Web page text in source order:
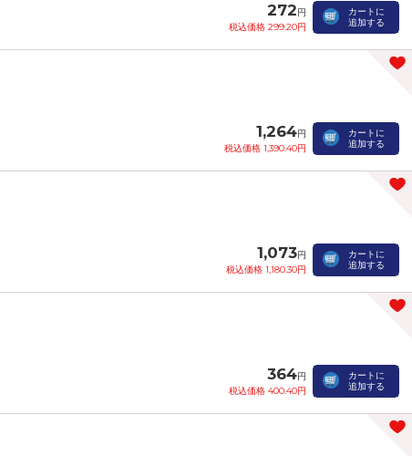
272円
税込価格 299.20円
カートに
追加する
1,264円
税込価格 1,390.40円
カートに
追加する
1,073円
税込価格 1,180.30円
カートに
追加する
364円
税込価格 400.40円
カートに
追加する